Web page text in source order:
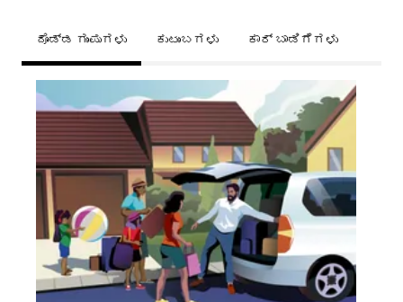
ದೊಡ್ಡ ಗುಂಪುಗಳು ಕುಟುಂಬಗಳು ಕಾರ್ ಬಾಡಿಗೆಗಳು